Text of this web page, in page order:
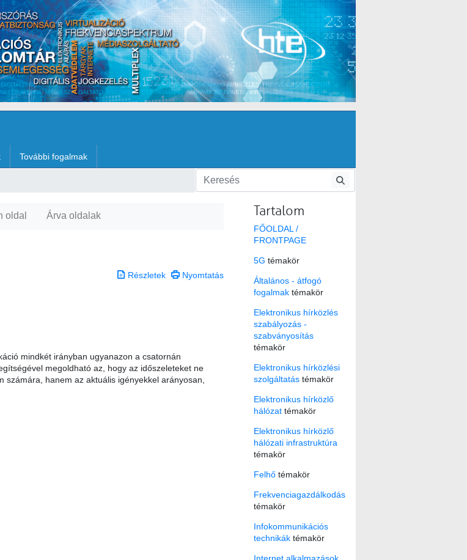
További fogalmak
oldal Árva oldalak
Részletek Nyomtatás
mindkét irányban ugyanazon a csatornán
megoldható az, hogy az időszeleteket ne
hanem az aktuális igényekkel arányosan,
5-ből.
Tartalom
FŐOLDAL /
FRONTPAGE
5G témakör
Általános - átfogó
fogalmaktémakör
Elektronikus hírközlés
szabályozás -
szabványosítás
témakör
Elektronikus hírközlési
szolgáltatástémakör
Elektronikus hírközlő
hálózattémakör
Elektronikus hírközlő
hálózati infrastruktúra
témakör
Felhőtémakör
Frekvenciagazdálkodás
témakör
Infokommunikációs
technikáktémakör
Internet alkalmazások